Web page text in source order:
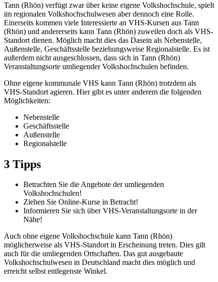
Tann (Rhön) verfügt zwar über keine eigene Volkshochschule, spielt
im regionalen Volkshochschulwesen aber dennoch eine Rolle.
Einerseits kommen viele Interessierte an VHS-Kursen aus Tann
(Rhön) und andererseits kann Tann (Rhön) zuweilen doch als VHS-
Standort dienen. Möglich macht dies das Dasein als Nebenstelle,
Außenstelle, Geschäftsstelle beziehungsweise Regionalstelle. Es ist
außerdem nicht ausgeschlossen, dass sich in Tann (Rhön)
Veranstaltungsorte umliegender Volkshochschulen befinden.
Ohne eigene kommunale VHS kann Tann (Rhön) trotzdem als
VHS-Standort agieren. Hier gibt es unter anderem die folgenden
Möglichkeiten:
Nebenstelle
Geschäftsstelle
Außenstelle
Regionalstelle
3 Tipps
Betrachten Sie die Angebote der umliegenden
Volkshochschulen!
Ziehen Sie Online-Kurse in Betracht!
Informieren Sie sich über VHS-Veranstaltungsorte in der
Nähe!
Auch ohne eigene Volkshochschule kann Tann (Rhön)
möglicherweise als VHS-Standort in Erscheinung treten. Dies gilt
auch für die umliegenden Ortschaften. Das gut ausgebaute
Volkshochschulwesen in Deutschland macht dies möglich und
erreicht selbst entlegenste Winkel.